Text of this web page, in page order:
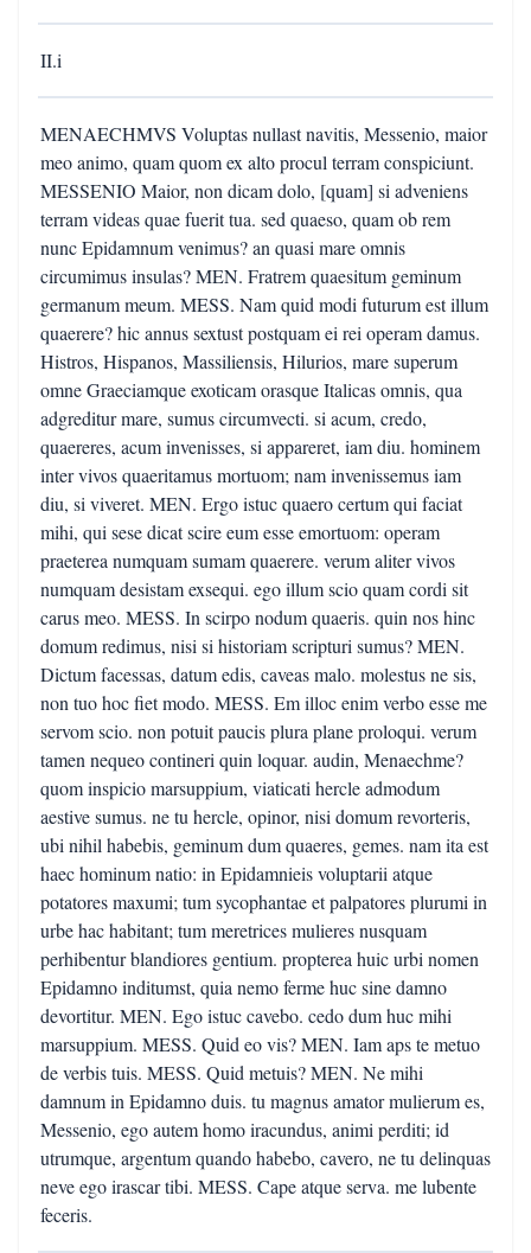
II.i
MENAECHMVS Voluptas nullast navitis, Messenio, maior
meo animo, quam quom ex alto procul terram conspiciunt.
MESSENIO Maior, non dicam dolo, [quam] si adveniens
terram videas quae fuerit tua. sed quaeso, quam ob rem
nunc Epidamnum venimus? an quasi mare omnis
circumimus insulas? MEN. Fratrem quaesitum geminum
germanum meum. MESS. Nam quid modi futurum est illum
quaerere? hic annus sextust postquam ei rei operam damus.
Histros, Hispanos, Massiliensis, Hilurios, mare superum
omne Graeciamque exoticam orasque Italicas omnis, qua
adgreditur mare, sumus circumvecti. si acum, credo,
quaereres, acum invenisses, si appareret, iam diu. hominem
inter vivos quaeritamus mortuom; nam invenissemus iam
diu, si viveret. MEN. Ergo istuc quaero certum qui faciat
mihi, qui sese dicat scire eum esse emortuom: operam
praeterea numquam sumam quaerere. verum aliter vivos
numquam desistam exsequi. ego illum scio quam cordi sit
carus meo. MESS. In scirpo nodum quaeris. quin nos hinc
domum redimus, nisi si historiam scripturi sumus? MEN.
Dictum facessas, datum edis, caveas malo. molestus ne sis,
non tuo hoc fiet modo. MESS. Em illoc enim verbo esse me
servom scio. non potuit paucis plura plane proloqui. verum
tamen nequeo contineri quin loquar. audin, Menaechme?
quom inspicio marsuppium, viaticati hercle admodum
aestive sumus. ne tu hercle, opinor, nisi domum revorteris,
ubi nihil habebis, geminum dum quaeres, gemes. nam ita est
haec hominum natio: in Epidamnieis voluptarii atque
potatores maxumi; tum sycophantae et palpatores plurumi in
urbe hac habitant; tum meretrices mulieres nusquam
perhibentur blandiores gentium. propterea huic urbi nomen
Epidamno inditumst, quia nemo ferme huc sine damno
devortitur. MEN. Ego istuc cavebo. cedo dum huc mihi
marsuppium. MESS. Quid eo vis? MEN. Iam aps te metuo
de verbis tuis. MESS. Quid metuis? MEN. Ne mihi
damnum in Epidamno duis. tu magnus amator mulierum es,
Messenio, ego autem homo iracundus, animi perditi; id
utrumque, argentum quando habebo, cavero, ne tu delinquas
neve ego irascar tibi. MESS. Cape atque serva. me lubente
feceris.